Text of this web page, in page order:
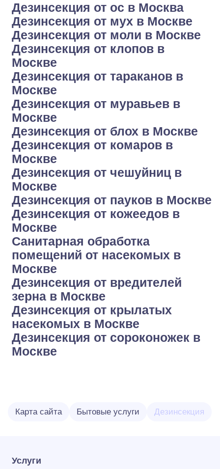
Дезинсекция от ос в Москва
Дезинсекция от мух в Москве
Дезинсекция от моли в Москве
Дезинсекция от клопов в
Москве
Дезинсекция от тараканов в
Москве
Дезинсекция от муравьев в
Москве
Дезинсекция от блох в Москве
Дезинсекция от комаров в
Москве
Дезинсекция от чешуйниц в
Москве
Дезинсекция от пауков в Москве
Дезинсекция от кожеедов в
Москве
Санитарная обработка
помещений от насекомых в
Москве
Дезинсекция от вредителей
зерна в Москве
Дезинсекция от крылатых
насекомых в Москве
Дезинсекция от сороконожек в
Москве
Карта сайта Бытовые услуги Дезинсекция
Услуги